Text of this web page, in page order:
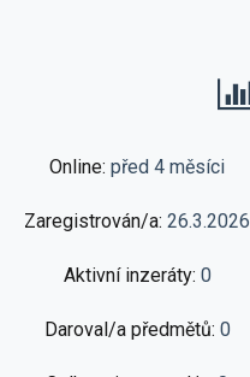
Online: před 4 měsíci
Zaregistrován/a: 26.3.2026
Aktivní inzeráty: 0
Daroval/a předmětů: 0